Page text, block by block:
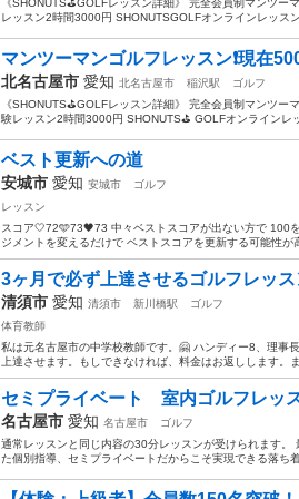
レッスン2時間3000円 SHONUTSGOLFオンラインレッス
マンツーマンゴルフレッスン❗️現在
北名古屋市 愛知 北名古屋市 稲沢駅
ゴルフ
《SHONUTS⛳️GOLFレッスン詳細》 完全会員制マンツ
験レッスン2時間3000円 SHONUTS⛳️ GOLFオンラインレ
ベスト更新への道
安城市 愛知 安城市
ゴルフ
レッスン
スコア🤍72🩵73🖤73 中々ベストスコアが出ない方で 100
ジメントを変えるだけで ベストスコアを更新する可能性
3ヶ月で必ず上達させるゴルフレッス
清須市 愛知 清須市 新川橋駅
ゴルフ
体育教師
私は元名古屋市の中学校教師です。🤗 ハンディー8、理事
上達させます。もしできなければ、料金はお返しします
セミプライベート 室内ゴルフレ
名古屋市 愛知 名古屋市
ゴルフ
通常レッスンと同じ内容の30分レッスンが受けられます
た個別指導、セミプライベートだからこそ実現できる落